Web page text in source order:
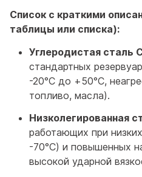
Список с краткими
таблицы или списка):
Углеродистая сталь
стандартных
-20°C до +50°C,
топливо, масла).
Низколегированная
работающих при
-70°C) и повышенных
высокой ударной